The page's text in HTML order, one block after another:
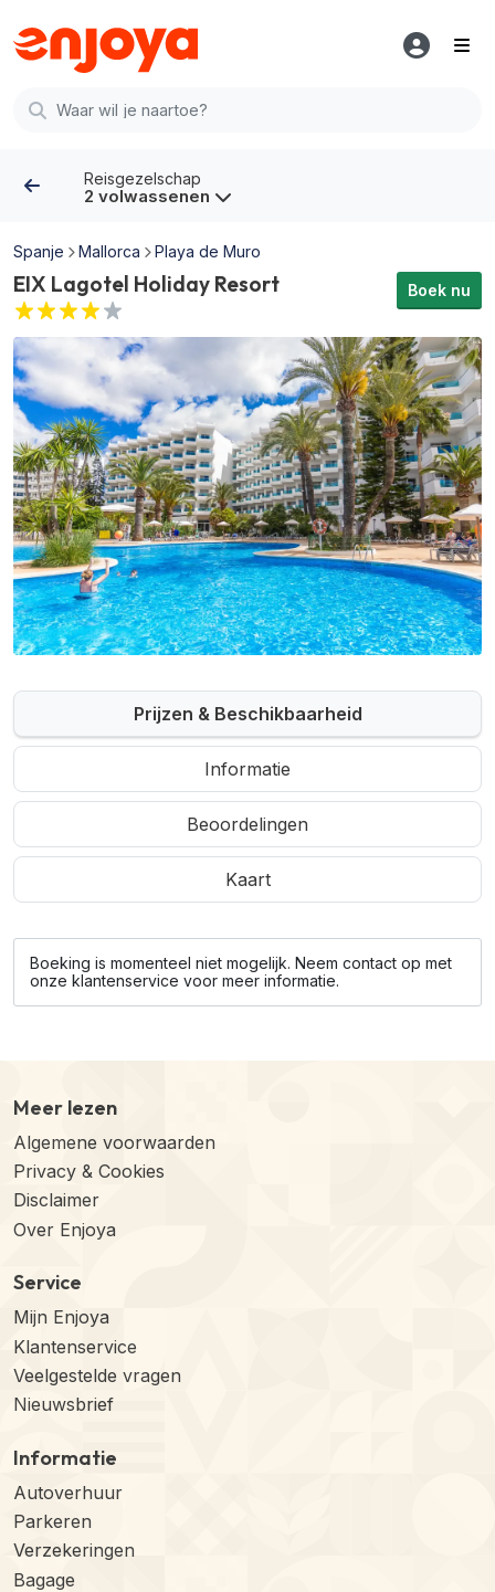
Reisgezelschap
2 volwassenen
Spanje Mallorca Playa de Muro
EIX Lagotel Holiday Resort Boek nu
EIX Lagotel Holiday Resort afbeeldingen
Prijzen & Beschikbaarheid
Informatie
Beoordelingen
Kaart
Boeking is momenteel niet mogelijk. Neem contact op met
onze klantenservice voor meer informatie.
Meer lezen
Algemene voorwaarden
Privacy & Cookies
Disclaimer
Over Enjoya
Service
Mijn Enjoya
Klantenservice
Veelgestelde vragen
Nieuwsbrief
Informatie
Autoverhuur
Parkeren
Verzekeringen
Bagage